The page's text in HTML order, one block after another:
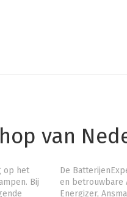
van
op het
Bij
De
en betrouwbare
Energizer,